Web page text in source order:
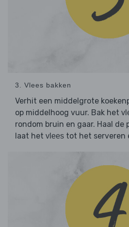
3. Vlees bakken
Verhit een middelgrote
op middelhoog vuur. Bak het
rondom bruin en gaar. Haal de
laat het vlees tot het serveren